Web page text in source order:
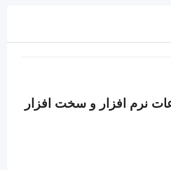
نرم افزار و سخت افزار